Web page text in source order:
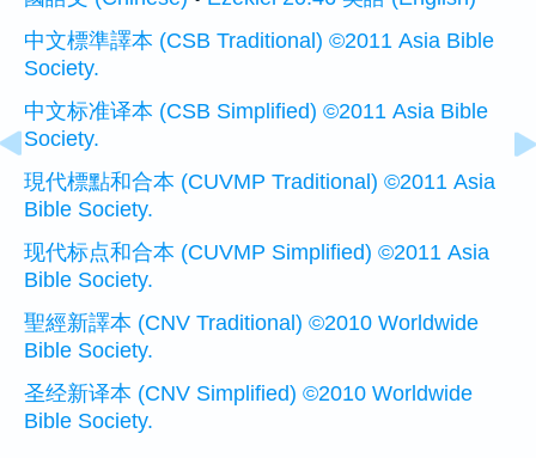
中文標準譯本 (CSB Traditional) ©2011 Asia Bible
Society.
中文标准译本 (CSB Simplified) ©2011 Asia Bible
Society.
現代標點和合本 (CUVMP Traditional) ©2011 Asia
Bible Society.
现代标点和合本 (CUVMP Simplified) ©2011 Asia
Bible Society.
聖經新譯本 (CNV Traditional) ©2010 Worldwide
Bible Society.
圣经新译本 (CNV Simplified) ©2010 Worldwide
Bible Society.